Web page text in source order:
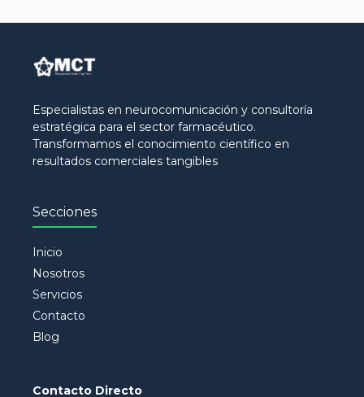
Especialistas en neurocomunicación y consultoría
estratégica para el sector farmacéutico.
Transformamos el conocimiento científico en
resultados comerciales tangibles
Secciones
Inicio
Nosotros
Servicios
Contacto
Blog
Contacto Directo